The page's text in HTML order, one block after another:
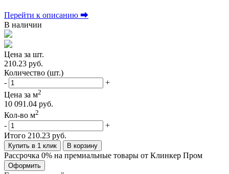
Перейти к описанию ⮕
В наличии
Цена за шт.
210.23 руб.
Количество (шт.)
-
+
Цена за м2
10 091.04 руб.
Кол-во м2
-
+
Итого 210.23 руб.
Купить в 1 клик В корзину
Рассрочка 0% на премиальные товары от Клинкер Пром
Оформить